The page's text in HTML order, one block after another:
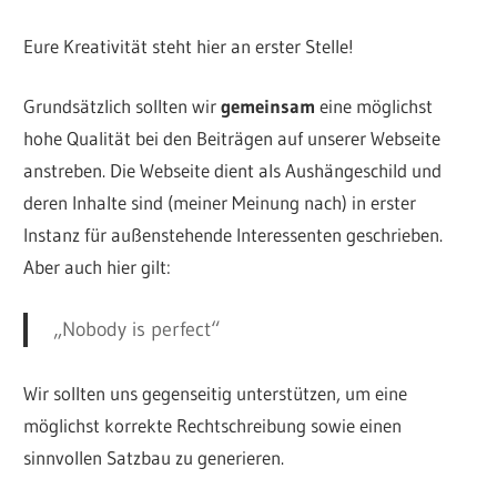
Eure Kreativität steht hier an erster Stelle!
Grundsätzlich sollten wirgemeinsam eine möglichst
hohe Qualität bei den Beiträgen auf unserer Webseite
anstreben. Die Webseite dient als Aushängeschild und
deren Inhalte sind (meiner Meinung nach) in erster
Instanz für außenstehende Interessenten geschrieben.
Aber auch hier gilt:
„Nobody is perfect“
Wir sollten uns gegenseitig unterstützen, um eine
möglichst korrekte Rechtschreibung sowie einen
sinnvollen Satzbau zu generieren.